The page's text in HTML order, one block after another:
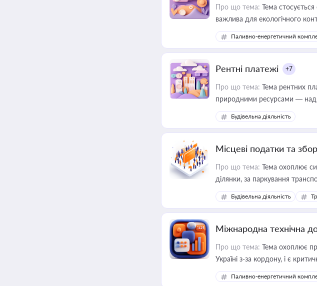
Про що тема: Тема
важлива для екологічного
законодавства
Паливно-енергетичний
Рентні платежі +7
Про що тема: Тема рентних
природними ресурсами —
Будівельна діяльність
Місцеві податки та
Про що тема: Тема охоплює
ділянки, за
Будівельна діяльність
Міжнародна технічна
Про що тема: Тема охоплює
Україні з-за кордону, і є
інфраструктурних проєктів
Паливно-енергетичний